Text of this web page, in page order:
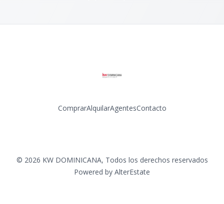
ComprarAlquilarAgentesContacto
© 2026 KW DOMINICANA, Todos los derechos reservados
Powered by AlterEstate